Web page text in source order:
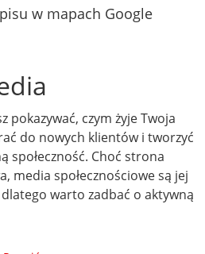
w mapach Google
pokazywać, czym żyje Twoja
do nowych klientów i tworzyć
społeczność. Choć strona
media społecznościowe są jej
warto zadbać o aktywną